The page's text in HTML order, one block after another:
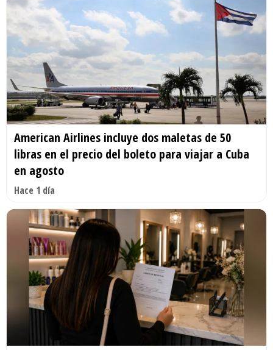
American Airlines incluye dos maletas de 50
libras en el precio del boleto para viajar a Cuba
en agosto
Hace 1 día